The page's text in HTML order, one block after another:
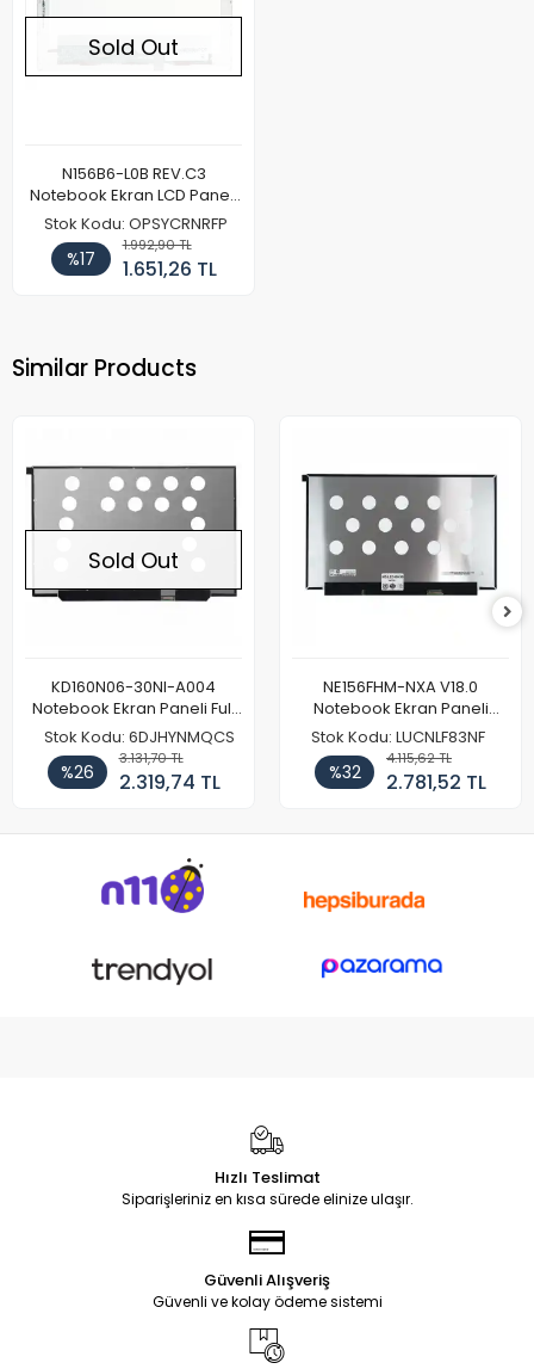
Sold Out
N156B6-L0B REV.C3
Notebook Ekran LCD Paneli
(Kalın Kasa)
Stok Kodu: OPSYCRNRFP
%17
1.992,90 TL
1.651,26 TL
Similar Products
Sold Out
KD160N06-30NI-A004
Notebook Ekran Paneli Full
HD
Stok Kodu: 6DJHYNMQCS
%26
3.131,70 TL
2.319,74 TL
NE156FHM-NXA V18.0
Notebook Ekran Paneli
144Hz
Stok Kodu: LUCNLF83NF
%32
4.115,62 TL
2.781,52 TL
Hızlı Teslimat
Siparişleriniz en kısa sürede elinize ulaşır.
Güvenli Alışveriş
Güvenli ve kolay ödeme sistemi